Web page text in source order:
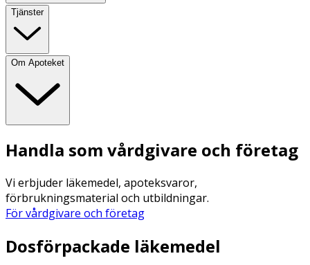
Tjänster
Om Apoteket
Handla som vårdgivare och företag
Vi erbjuder läkemedel, apoteksvaror,
förbrukningsmaterial och utbildningar.
För vårdgivare och företag
Dosförpackade läkemedel